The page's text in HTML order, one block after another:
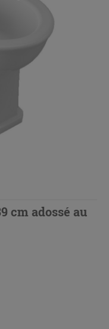
cm adossé au